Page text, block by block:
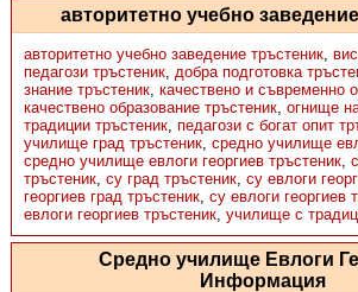
авторитетно учебно
авторитетно учебно заведение тръстеник,
педагози тръстеник, добра подготовка
знание тръстеник, качествено и съвременно
качествено образование тръстеник, огнище
традиции тръстеник, педагози с богат опит
училище град тръстеник, средно училище
средно училище евлоги георгиев тръстеник,
тръстеник, су град тръстеник, су евлоги
георгиев град тръстеник, су евлоги георгиев
евлоги георгиев тръстеник, училище с
Средно училище Евлоги
Информация